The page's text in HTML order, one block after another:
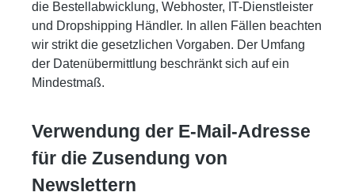
die Bestellabwicklung, Webhoster, IT-Dienstleister
und Dropshipping Händler. In allen Fällen beachten
wir strikt die gesetzlichen Vorgaben. Der Umfang
der Datenübermittlung beschränkt sich auf ein
Mindestmaß.
Verwendung der E-Mail-Adresse
für die Zusendung von
Newslettern